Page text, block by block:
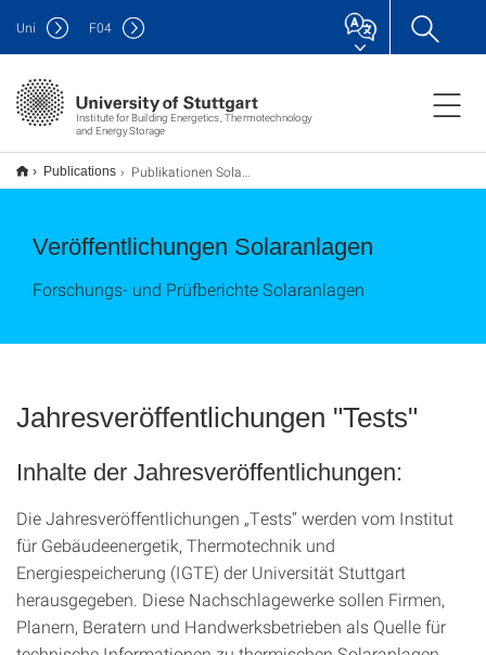
Institute for Building Energetics, Thermotechnology
and Energy Storage
Uni F04
Publications Publikationen Solaranlagen
Veröffentlichungen Solaranlagen
Forschungs- und Prüfberichte Solaranlagen
Jahresveröffentlichungen "Tests"
Inhalte der Jahresveröffentlichungen:
Die Jahresveröffentlichungen „Tests“ werden vom Institut
für Gebäudeenergetik, Thermotechnik und
Energiespeicherung (IGTE) der Universität Stuttgart
herausgegeben. Diese Nachschlagewerke sollen Firmen,
Planern, Beratern und Handwerksbetrieben als Quelle für